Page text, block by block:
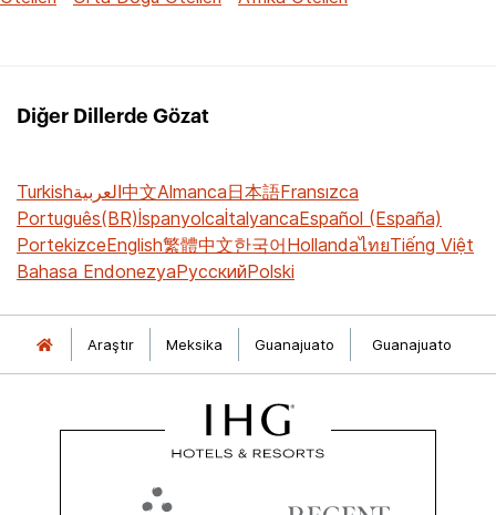
Diğer Dillerde Gözat
Turkishالعربية中文Almanca日本語Fransızca
Português(BR)İspanyolcaİtalyancaEspañol (España)
PortekizceEnglish繁體中文한국어HollandaไทยTiếng Việt
Bahasa EndonezyaРусскийPolski
Araştır Meksika Guanajuato Guanajuato